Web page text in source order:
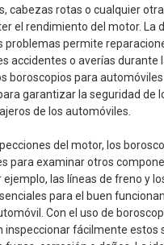
cabezas rotas o cualquier
el rendimiento del motor. La
problemas permite
accidentes o averías durante
boroscopios para
garantizar la seguridad de
de los automóviles.
del motor, los
para examinar otros
ejemplo, las líneas de freno y
para el buen
Con el uso de
inspeccionar fácilmente estos